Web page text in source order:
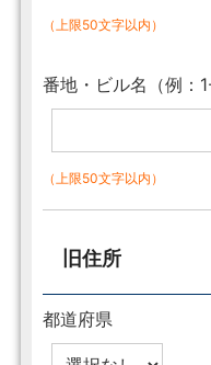
（上限50文字以内）
番地・ビル名（例：
（上限50文字以内）
旧住所
都道府県